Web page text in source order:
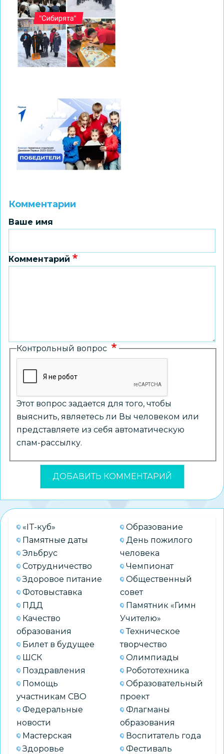
Комментарии
Ваше имя
Комментарий
Контрольный вопрос
Этот вопрос задается для того, чтобы
выяснить, являетесь ли Вы человеком или
представляете из себя автоматическую
спам-рассылку.
«IT-куб»
Памятные даты
Эльбрус
Сотрудничество
Здоровое питание
Фотовыставка
ПДД
Качество
образования
Билет в будущее
ШСК
Поздравления
Помощь
участникам СВО
Федеральные
новости
Мастерская
Здоровье
Образование
День пожилого
человека
Чемпионат
Общественный
совет
Памятник «Гимн
Учителю»
Техническое
творчество
Олимпиады
Робототехника
Образовательный
проект
Флагманы
образования
Воспитатель года
Фестиваль